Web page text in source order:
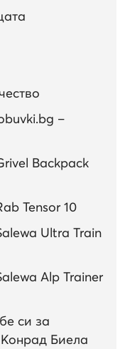
–
Backpack
Tensor 10
Ultra Train
Alp Trainer
си за
Биела